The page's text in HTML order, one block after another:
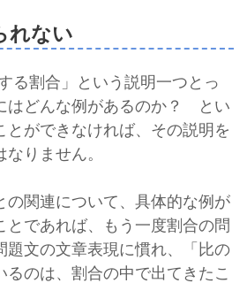
れない
る割合」という説明一つとっ
はどんな例があるのか？ とい
とができなければ、その説明を
りません。
の関連について、具体的な例が
とであれば、もう一度割合の問
題文の文章表現に慣れ、「比の
のは、割合の中で出てきたこ